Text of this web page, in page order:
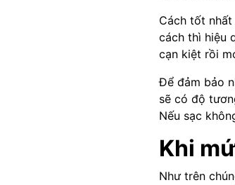
Cách tốt nhất
cách thì hiệu
cạn kiệt rồi
Để đảm bảo
sẽ có độ
Nếu sạc
Khi
Như trên